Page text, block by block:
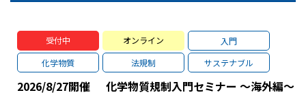
受付中 オンライン
入門
化学物質
法規制 サステナブル
2026/8/27開催 化学物質規制入門セミナー ～海外編～